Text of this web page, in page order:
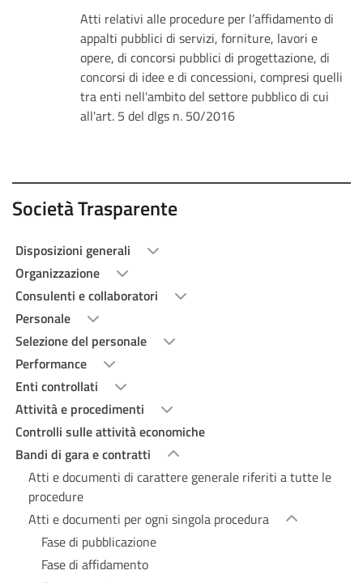
Atti relativi alle procedure per l’affidamento di
appalti pubblici di servizi, forniture, lavori e
opere, di concorsi pubblici di progettazione, di
concorsi di idee e di concessioni, compresi quelli
tra enti nell'ambito del settore pubblico di cui
all'art. 5 del dlgs n. 50/2016
Società Trasparente
Disposizioni generali
Organizzazione
Consulenti e collaboratori
Personale
Selezione del personale
Performance
Enti controllati
Attività e procedimenti
Controlli sulle attività economiche
Bandi di gara e contratti
Atti e documenti di carattere generale riferiti a tutte le
procedure
Atti e documenti per ogni singola procedura
Fase di pubblicazione
Fase di affidamento